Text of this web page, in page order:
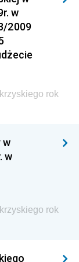
Dróg
Gospodarki
w
2009
rok
w
w
rok